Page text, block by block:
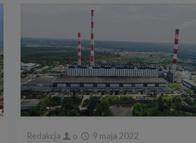
Redakcja o 9 maja 2022